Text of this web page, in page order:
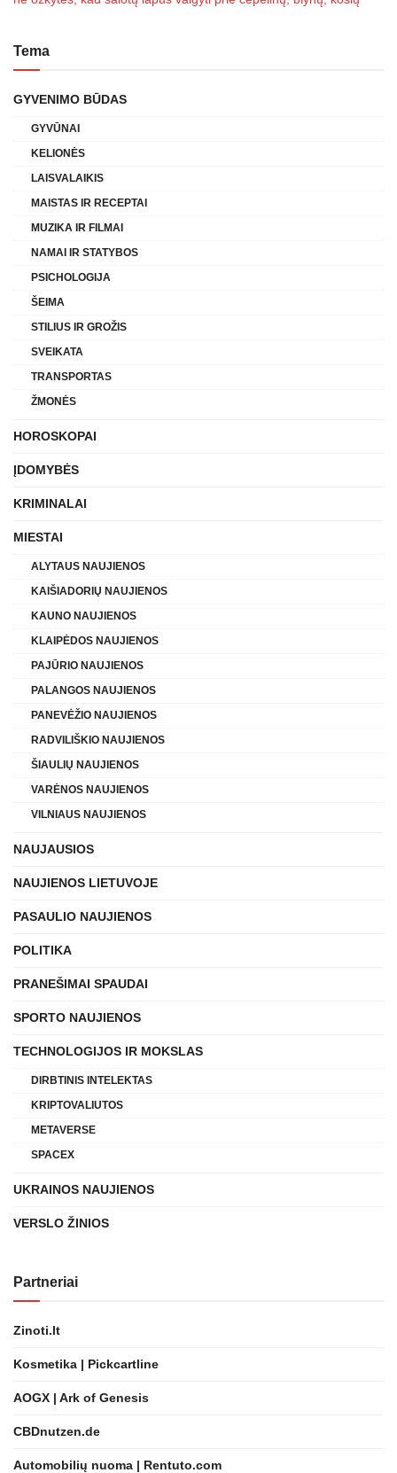
Tema
GYVENIMO BŪDAS
GYVŪNAI
KELIONĖS
LAISVALAIKIS
MAISTAS IR RECEPTAI
MUZIKA IR FILMAI
NAMAI IR STATYBOS
PSICHOLOGIJA
ŠEIMA
STILIUS IR GROŽIS
SVEIKATA
TRANSPORTAS
ŽMONĖS
HOROSKOPAI
ĮDOMYBĖS
KRIMINALAI
MIESTAI
ALYTAUS NAUJIENOS
KAIŠIADORIŲ NAUJIENOS
KAUNO NAUJIENOS
KLAIPĖDOS NAUJIENOS
PAJŪRIO NAUJIENOS
PALANGOS NAUJIENOS
PANEVĖŽIO NAUJIENOS
RADVILIŠKIO NAUJIENOS
ŠIAULIŲ NAUJIENOS
VARĖNOS NAUJIENOS
VILNIAUS NAUJIENOS
NAUJAUSIOS
NAUJIENOS LIETUVOJE
PASAULIO NAUJIENOS
POLITIKA
PRANEŠIMAI SPAUDAI
SPORTO NAUJIENOS
TECHNOLOGIJOS IR MOKSLAS
DIRBTINIS INTELEKTAS
KRIPTOVALIUTOS
METAVERSE
SPACEX
UKRAINOS NAUJIENOS
VERSLO ŽINIOS
Partneriai
Zinoti.lt
Kosmetika | Pickcartline
AOGX | Ark of Genesis
CBDnutzen.de
Automobilių nuoma | Rentuto.com